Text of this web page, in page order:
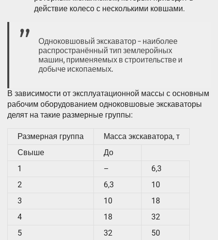
действие колесо с несколькими ковшами.
Одноковшовый экскаватор – наиболее
распространённый тип землеройных
машин, применяемых в строительстве и
добыче ископаемых.
В зависимости от эксплуатационной массы с основным
рабочим оборудованием одноковшовые экскаваторы
делят на такие размерные группы:
Размерная группа
Масса экскаватора, т
Свыше
До
1
–
6,3
2
6,3
10
3
10
18
4
18
32
5
32
50